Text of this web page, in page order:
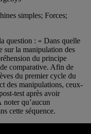
simples; Forces;
question : « Dans quelle
sur la manipulation des
du principe
comparative. Afin de
du premier cycle du
des manipulations, ceux-
test après avoir
qu’aucun
cette séquence.